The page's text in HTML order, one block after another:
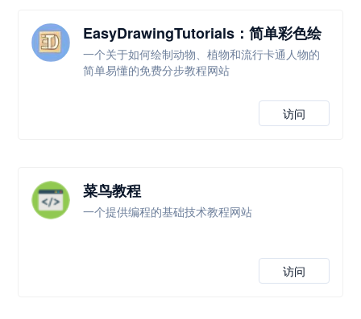
EasyDrawingTutorials：简单彩色绘
画教程
一个关于如何绘制动物、植物和流行卡通人物的
简单易懂的免费分步教程网站
访问
菜鸟教程
一个提供编程的基础技术教程网站
访问